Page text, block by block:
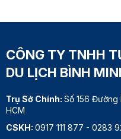
CÔNG TY TNHH
DU LỊCH BÌNH
Trụ Sở Chính: Số 156 Đường
HCM
CSKH: 0917 111 877 - 0283